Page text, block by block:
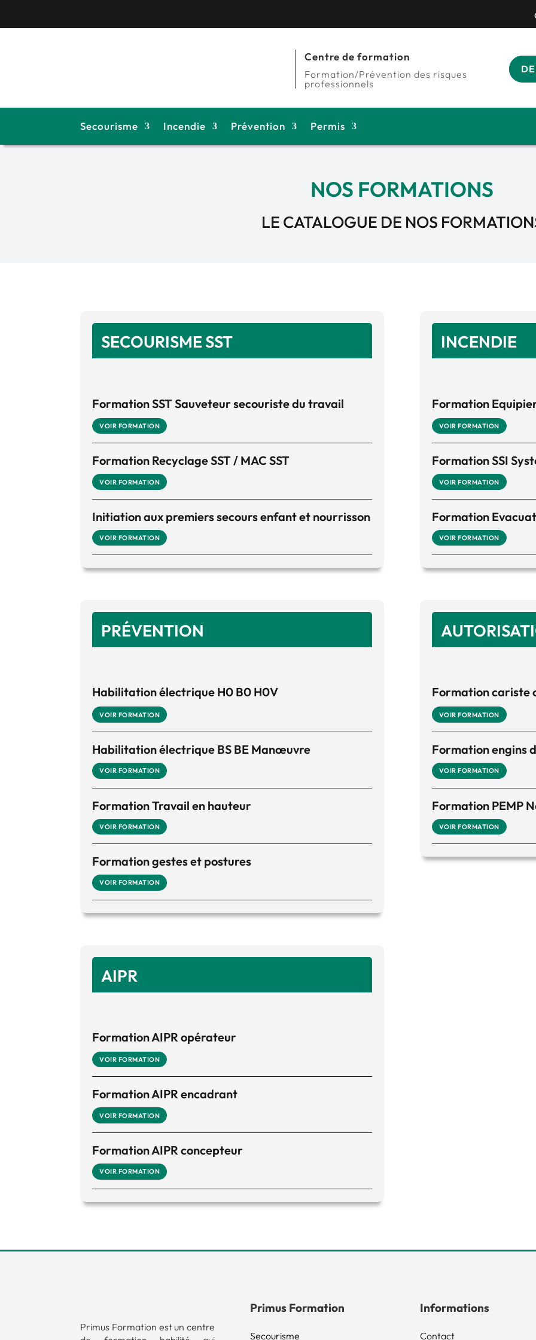
Centre de formation
Formation/Prévention des risques
professionnels
Secourisme Incendie Prévention Permis
NOS FORMATIONS
LE CATALOGUE DE NOS
SECOURISME SST
Formation SST Sauveteur secouriste du travail
VOIR FORMATION
Formation Recyclage SST / MAC SST
VOIR FORMATION
Initiation aux premiers secours enfant et nourrisson
VOIR FORMATION
INCENDIE
Formation
VOIR FORMATION
Formation SSI
VOIR FORMATION
Formation
VOIR FORMATION
PRÉVENTION
Habilitation électrique H0 B0 H0V
VOIR FORMATION
Habilitation électrique BS BE Manœuvre
VOIR FORMATION
Formation Travail en hauteur
VOIR FORMATION
Formation gestes et postures
VOIR FORMATION
Formation cariste
VOIR FORMATION
Formation engins
VOIR FORMATION
Formation PEMP
VOIR FORMATION
AIPR
Formation AIPR opérateur
VOIR FORMATION
Formation AIPR encadrant
VOIR FORMATION
Formation AIPR concepteur
VOIR FORMATION
Primus Formation est un centre
Primus Formation
Secourisme
Informations
Contact